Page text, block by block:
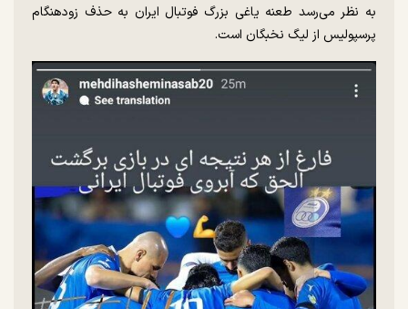
به نظر می‌رسد طعنه یاغی بزرگ فوتبال ایران به حذف زودهنگام
پرسپولیس از لیگ نخبگان است.